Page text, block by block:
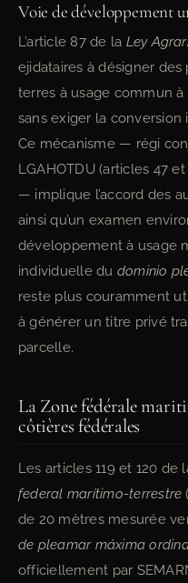
Voie de développement
L’article 87 de la Ley
ejidataires à désigner
terres à usage commun à
sans exiger la
Ce mécanisme — régi
LGAHOTDU (articles 47
— implique l’accord des
ainsi qu’un examen
développement à usage
individuelle du dominio
reste plus couramment
à générer un titre privé
parcelle.
La Zone fédérale
côtières fédérales
Les articles 119 et 120
federal marítimo-terrestre
de 20 mètres mesurée
de pleamar máxima
officiellement par